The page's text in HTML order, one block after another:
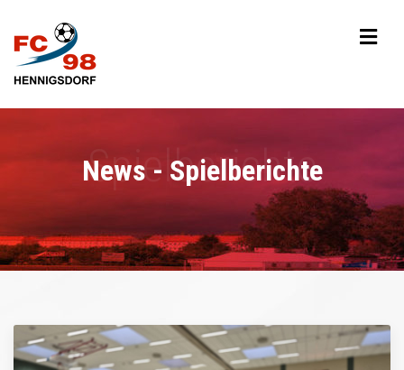
News - Spielberichte